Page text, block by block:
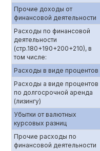
Прочие доходы от
финансовой деятельности
Расходы по финансовой
деятельности
(стр.180+190+200+210), в
том числе:
Расходы в виде процентов
Расходы а виде процентов
по долгосрочной аренда
(лизингу)
Убытки от валютных
курсовых разниц
Прочие расходы по
финансовой деятельности